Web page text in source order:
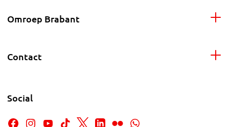
Omroep Brabant
Contact
Social